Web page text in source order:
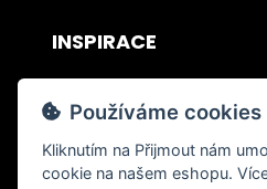
INSPIRACE
DOPRAVA A PLATBA
© 2026 ITALSKY INTERIER s.r.o.
Používáme cookies
Kliknutím na Přijmout nám
cookie na našem eshopu. Více informací k jednotlivým